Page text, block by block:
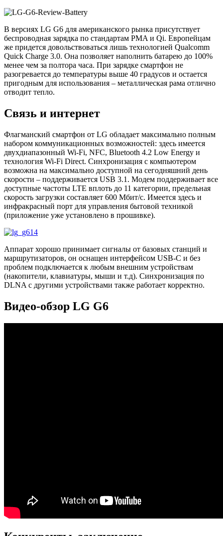
В версиях LG G6 для американского рынка присутствует
беспроводная зарядка по стандартам PMA и Qi. Европейцам
же придется довольствоваться лишь технологией Qualcomm
Quick Charge 3.0. Она позволяет наполнить батарею до 100%
менее чем за полтора часа. При зарядке смартфон не
разогревается до температуры выше 40 градусов и остается
пригодным для использования – металлическая рама отлично
отводит тепло.
Связь и интернет
Флагманский смартфон от LG обладает максимально полным
набором коммуникационных возможностей: здесь имеется
двухдиапазонный Wi-Fi, NFC, Bluetooth 4.2 Low Energy и
технология Wi-Fi Direct. Синхронизация с компьютером
возможна на максимально доступной на сегодняшний день
скорости – поддерживается USB 3.1. Модем поддерживает все
доступные частоты LTE вплоть до 11 категории, предельная
скорость загрузки составляет 600 Мбит/с. Имеется здесь и
инфракрасный порт для управления бытовой техникой
(приложение уже установлено в прошивке).
Аппарат хорошо принимает сигналы от базовых станций и
маршрутизаторов, он оснащен интерфейсом USB-C и без
проблем подключается к любым внешним устройствам
(накопители, клавиатуры, мыши и т.д). Синхронизация по
DLNA с другими устройствами также работает корректно.
Видео-обзор LG G6